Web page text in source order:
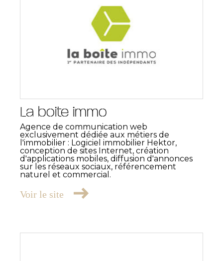
La boite immo
Agence de communication web
exclusivement dédiée aux métiers de
l'immobilier : Logiciel immobilier Hektor,
conception de sites Internet, création
d'applications mobiles, diffusion d'annonces
sur les réseaux sociaux, référencement
naturel et commercial.
Voir le site